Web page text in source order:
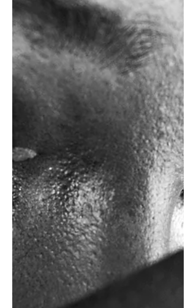
差しの歴史」を私なりに体験し、一期
一会の「対話」を生み出す試み。作品
の「再構築」と同じように、目の前の
人の「存在」を捉えようとしていま
す。 ぜひブログで、その新たな挑戦の
裏側を読んでみてください。